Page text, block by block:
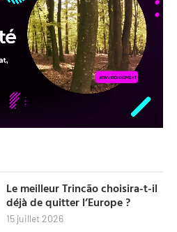
Le meilleur Trincão choisira-t-il
déjà de quitter l’Europe ?
15 juillet 2026